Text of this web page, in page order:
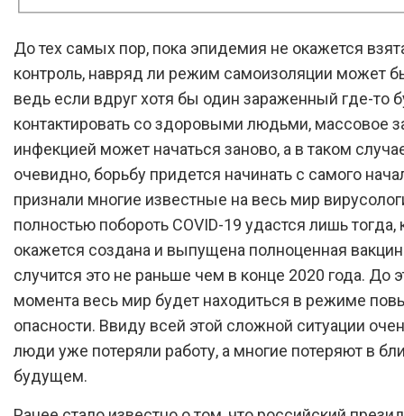
До тех самых пор, пока эпидемия не окажется
контроль, навряд ли режим самоизоляции может
ведь если вдруг хотя бы один зараженный где-то
контактировать со здоровыми людьми, массовое
инфекцией может начаться заново, а в таком
очевидно, борьбу придется начинать с самого
признали многие известные на весь мир
полностью побороть COVID-19 удастся лишь тогда,
окажется создана и выпущена полноценная
случится это не раньше чем в конце 2020 года. До
момента весь мир будет находиться в режиме
опасности. Ввиду всей этой сложной ситуации
люди уже потеряли работу, а многие потеряют в
будущем.